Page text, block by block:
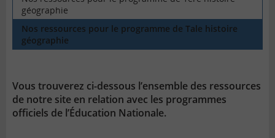
géographie
Nos ressources pour le programme de Tale histoire
géographie
Vous trouverez ci-dessous l’ensemble des ressources
de notre site en relation avec les programmes
officiels de l’Éducation Nationale.